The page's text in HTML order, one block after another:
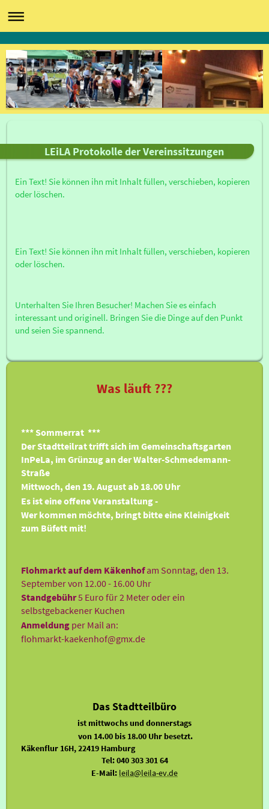
LEiLA Protokolle der Vereinssitzungen
Ein Text! Sie können ihn mit Inhalt füllen, verschieben, kopieren
oder löschen.
Ein Text! Sie können ihn mit Inhalt füllen, verschieben, kopieren
oder löschen.
Unterhalten Sie Ihren Besucher! Machen Sie es einfach
interessant und originell. Bringen Sie die Dinge auf den Punkt
und seien Sie spannend.
Was läuft ???
*** Sommerrat ***
Der Stadtteilrat trifft sich im Gemeinschaftsgarten
InPeLa, im Grünzug an der Walter-Schmedemann-
Straße
Mittwoch, den 19. August ab 18.00 Uhr
Es ist eine offene Veranstaltung -
Wer kommen möchte, bringt bitte eine Kleinigkeit
zum Büfett mit!
Flohmarkt auf dem Käkenhofam Sonntag, den 13.
September von 12.00 - 16.00 Uhr
Standgebühr5 Euro für 2 Meter oder ein
selbstgebackener Kuchen
Anmeldung per Mail an:
flohmarkt-kaekenhof@gmx.de
Das Stadtteilbüro
ist mittwochs und donnerstags
von 14.00 bis 18.00 Uhr besetzt.
Käkenflur 16H, 22419 Hamburg
Tel: 040 303 301 64
E-Mail: leila@leila-ev.de